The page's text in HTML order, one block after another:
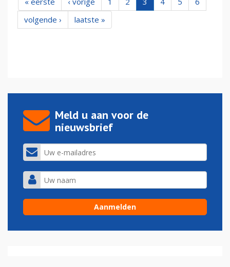
volgende ›
laatste »
Meld u aan voor de
nieuwsbrief